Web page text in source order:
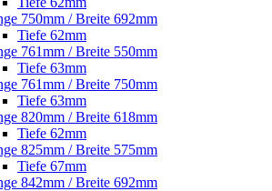
750mm / Breite 692mm
Tiefe 62mm
761mm / Breite 550mm
Tiefe 63mm
761mm / Breite 750mm
Tiefe 63mm
820mm / Breite 618mm
Tiefe 62mm
825mm / Breite 575mm
Tiefe 67mm
842mm / Breite 692mm